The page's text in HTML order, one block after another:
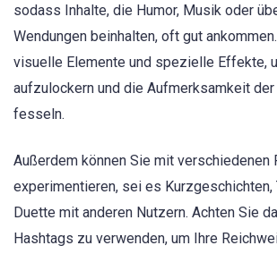
sodass Inhalte, die Humor, Musik oder
Wendungen beinhalten, oft gut
visuelle Elemente und spezielle Effekte,
aufzulockern und die Aufmerksamkeit
fesseln.
Außerdem können Sie mit verschiedenen
experimentieren, sei es Kurzgeschichten,
Duette mit anderen Nutzern. Achten Sie
Hashtags zu verwenden, um Ihre